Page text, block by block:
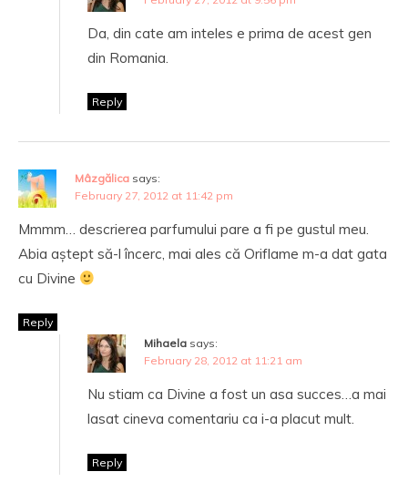
Da, din cate am inteles e prima de acest gen
din Romania.
Reply
Mâzgălica says:
February 27, 2012 at 11:42 pm
Mmmm… descrierea parfumului pare a fi pe gustul meu.
Abia aștept să-l încerc, mai ales că Oriflame m-a dat gata
cu Divine
Reply
Mihaela says:
February 28, 2012 at 11:21 am
Nu stiam ca Divine a fost un asa succes…a mai
lasat cineva comentariu ca i-a placut mult.
Reply